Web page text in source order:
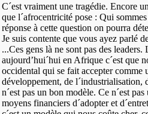
C´est vraiment une tragédie. Encore
que l´afrocentricité pose : Qui
réponse à cette question on pourra
Je suis contente que vous ayez parlé
...Ces gens là ne sont pas des
aujourd’hui´hui en Afrique c´est que
occidental qui se fait accepter comme
développement, de l´industrialisation,
n´est pas un bon modèle. Ce n´est
moyens financiers d´adopter et